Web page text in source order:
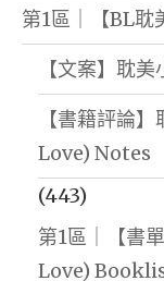
第1區｜【BL耽
【文案】耽美
【書籍評論
Love) Notes
(443)
第1區｜【書
Love)